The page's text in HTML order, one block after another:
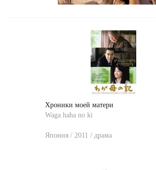
Хроники моей матери
Waga haha no ki
Япония / 2011 / драма